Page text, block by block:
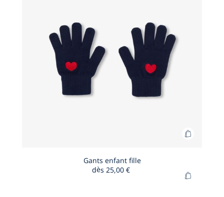
Ajouter
Gants
enfant
Gants enfant fille
dès 25,00 €
Ajouter